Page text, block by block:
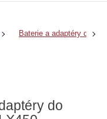
Baterie a adaptéry do
do